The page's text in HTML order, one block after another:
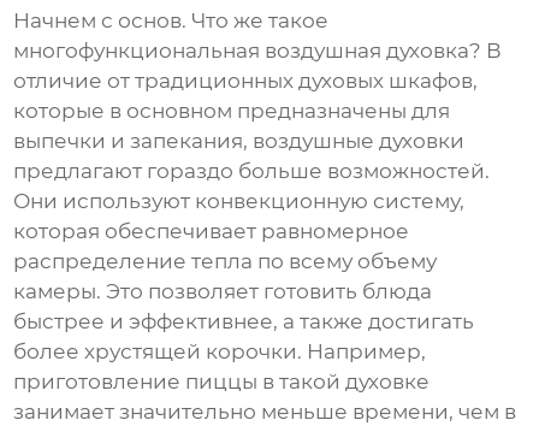
Начнем с основ. Что же такое
многофункциональная воздушная духовка? В
отличие от традиционных духовых шкафов,
которые в основном предназначены для
выпечки и запекания, воздушные духовки
предлагают гораздо больше возможностей.
Они используют конвекционную систему,
которая обеспечивает равномерное
распределение тепла по всему объему
камеры. Это позволяет готовить блюда
быстрее и эффективнее, а также достигать
более хрустящей корочки. Например,
приготовление пиццы в такой духовке
занимает значительно меньше времени, чем в